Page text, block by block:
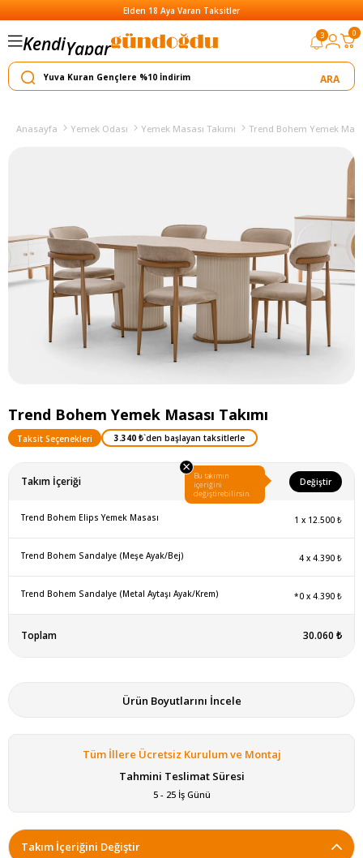
Elden 18 Aya Varan Taksitler
KendiYapar
Satar
3 0
Anasayfa Yemek Odası Yemek Masası Takımı Trend Bohem Yemek
Trend Bohem Yemek Masası Takımı
Taksit Seçenekleri 3.340 ₺`den başlayan taksitlerle
Takım İçeriği Değiştir
× Bu takımın
içeriğini
değiştirebilirsin.
Trend Bohem Elips Yemek Masası 1 x 12.500 ₺
Trend Bohem Sandalye (Meşe Ayak/Bej) 4x 4.390 ₺
Trend Bohem Sandalye (Metal Aytaşı Ayak/Krem) *0x 4.390 ₺
Toplam 30.060 ₺
Ürün Boyutlarını İncele
Tüm İllere Ücretsiz Kurulum ve Montaj
Tahmini Teslimat Süresi
5 - 25 İş Günü
Takım İçeriğini Değiştir